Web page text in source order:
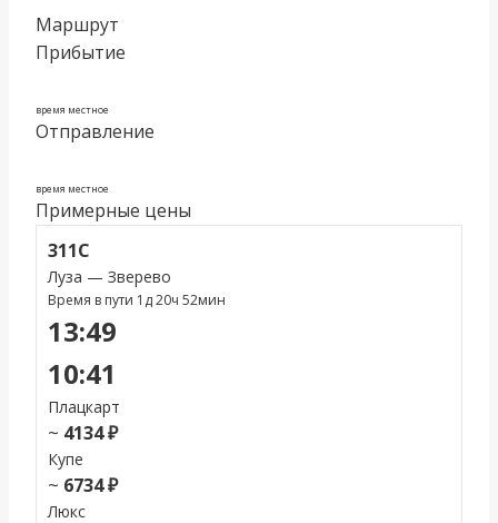
Маршрут
Прибытие
время местное
Отправление
время местное
Примерные цены
311С
Луза — Зверево
Время в пути 1д 20ч 52мин
13:49
10:41
Плацкарт
~ 4134 ₽
Купе
~ 6734 ₽
Люкс